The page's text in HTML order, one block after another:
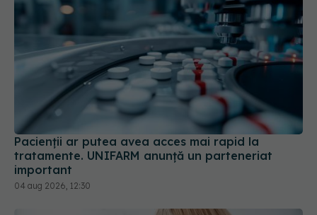
Pacienții ar putea avea acces mai rapid la
tratamente. UNIFARM anunță un parteneriat
important
04 aug 2026, 12:30